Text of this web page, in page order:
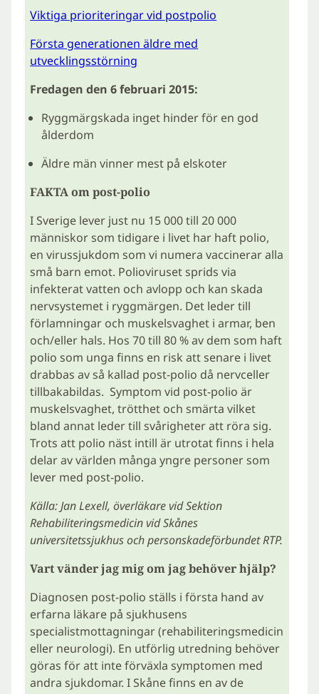
Viktiga prioriteringar vid postpolio
Första generationen äldre med
utvecklingsstörning
Fredagen den 6 februari 2015:
Ryggmärgskada inget hinder för en god
ålderdom
Äldre män vinner mest på elskoter
FAKTA om post-polio
I Sverige lever just nu 15 000 till 20 000
människor som tidigare i livet har haft polio,
en virussjukdom som vi numera vaccinerar alla
små barn emot. Polioviruset sprids via
infekterat vatten och avlopp och kan skada
nervsystemet i ryggmärgen. Det leder till
förlamningar och muskelsvaghet i armar, ben
och/eller hals. Hos 70 till 80 % av dem som haft
polio som unga finns en risk att senare i livet
drabbas av så kallad post-polio då nervceller
tillbakabildas. Symptom vid post-polio är
muskelsvaghet, trötthet och smärta vilket
bland annat leder till svårigheter att röra sig.
Trots att polio näst intill är utrotat finns i hela
delar av världen många yngre personer som
lever med post-polio.
Källa: Jan Lexell, överläkare vid Sektion
Rehabiliteringsmedicin vid Skånes
universitetssjukhus och personskadeförbundet RTP.
Vart vänder jag mig om jag behöver hjälp?
Diagnosen post-polio ställs i första hand av
erfarna läkare på sjukhusens
specialistmottagningar (rehabiliteringsmedicin
eller neurologi). En utförlig utredning behöver
göras för att inte förväxla symptomen med
andra sjukdomar. I Skåne finns en av de